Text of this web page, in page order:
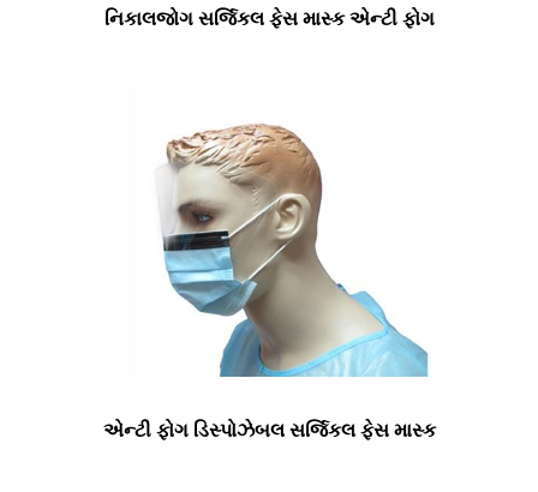
નિકાલજોગ સર્જિકલ ફેસ માસ્ક એન્ટી ફોગ
એન્ટી ફોગ ડિસ્પોઝેબલ સર્જિકલ ફેસ માસ્ક